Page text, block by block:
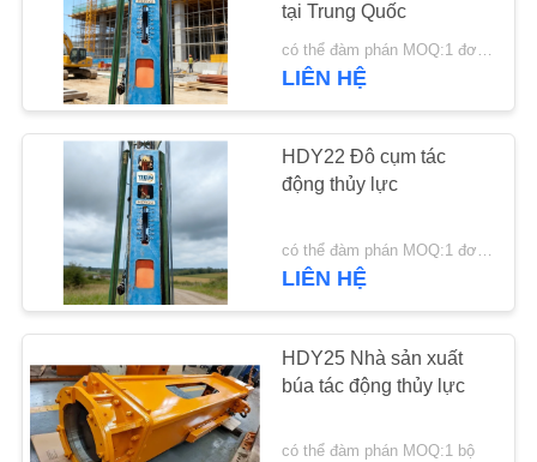
SOÁT
CHẤT
LƯỢNG
LIÊN
CHÚNG
TIN
TỨC
Trình điều khiển cọc
bên
Bốn trình điều khiển
đống kỳ lạ
tại Trung Quốc
LIÊN HỆ
HDY22 Đô cụm tác
động thủy lực
có thể đàm phán MOQ:1 đơn vị
LIÊN HỆ
HDY25 Nhà sản xuất
búa tác động thủy lực
có thể đàm phán MOQ:1 bộ